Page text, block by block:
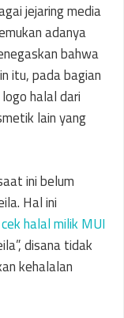
jejaring media
adanya
bahwa
itu, pada bagian
halal dari
lain yang
ini belum
Hal ini
cek halal milik MUI
disana tidak
kehalalan